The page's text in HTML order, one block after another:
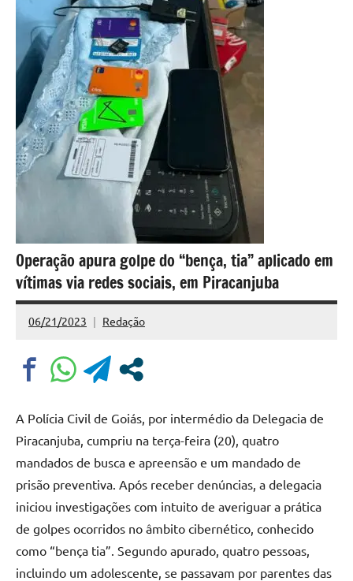
Operação apura golpe do “bença, tia” aplicado em
vítimas via redes sociais, em Piracanjuba
06/21/2023 Redação
Nenhum
A Polícia Civil de Goiás, por intermédio da Delegacia de
Piracanjuba, cumpriu na terça-feira (20), quatro
mandados de busca e apreensão e um mandado de
prisão preventiva. Após receber denúncias, a delegacia
iniciou investigações com intuito de averiguar a prática
de golpes ocorridos no âmbito cibernético, conhecido
como “bença tia”. Segundo apurado, quatro pessoas,
incluindo um adolescente, se passavam por parentes das